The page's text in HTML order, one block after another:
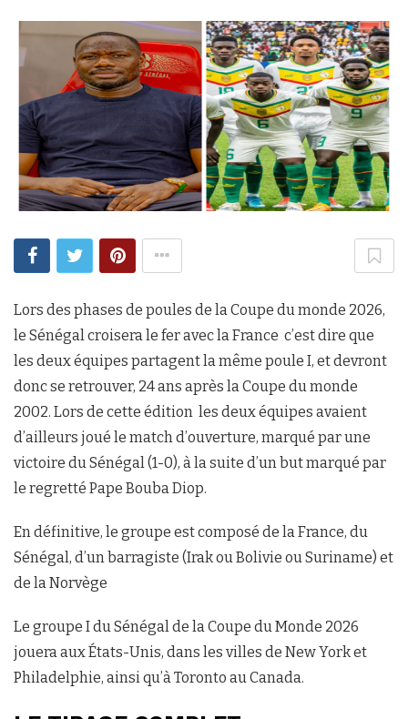
Lors des phases de poules de la Coupe du monde 2026,
le Sénégal croisera le fer avec la France c’est dire que
les deux équipes partagent la même poule I, et devront
donc se retrouver, 24 ans après la Coupe du monde
2002. Lors de cette édition les deux équipes avaient
d’ailleurs joué le match d’ouverture, marqué par une
victoire du Sénégal (1-0), à la suite d’un but marqué par
le regretté Pape Bouba Diop.
En définitive, le groupe est composé de la France, du
Sénégal, d’un barragiste (Irak ou Bolivie ou Suriname) et
de la Norvège
Le groupe I du Sénégal de la Coupe du Monde 2026
jouera aux États-Unis, dans les villes de New York et
Philadelphie, ainsi qu’à Toronto au Canada.